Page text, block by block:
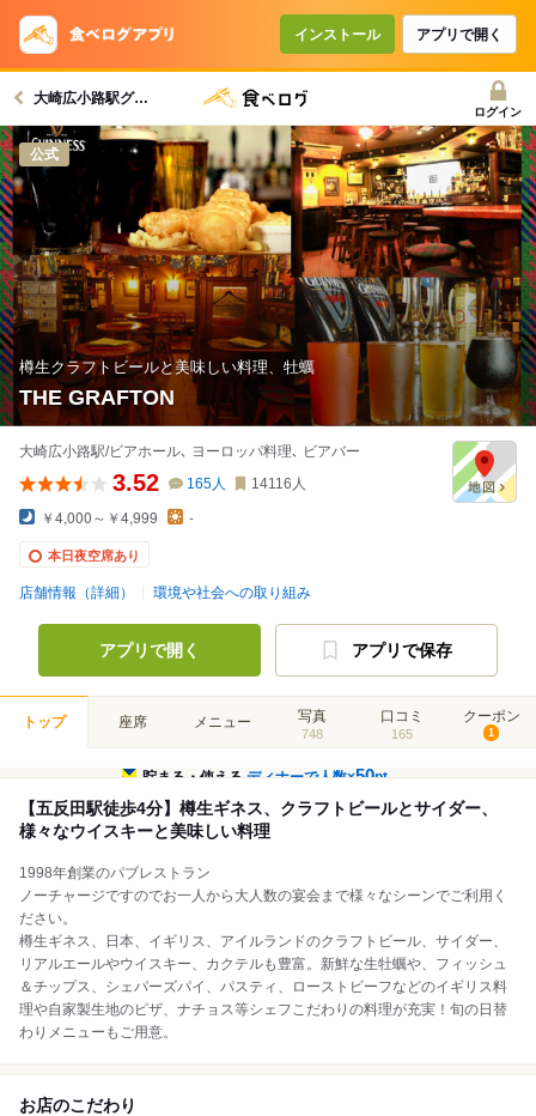
インストール アプリで開く
大崎広小路駅グルメへ
ログイン
公式
樽生クラフトビールと美味しい料理、牡蠣
THE GRAFTON
大崎広小路駅/ビアホール､ ヨーロッパ料理､ ビアバー
3.52 165人 14116 人
￥4,000～￥4,999 -
本日夜空席あり
店舗情報（詳細） 環境や社会への取り組み
アプリで開く アプリで保存
トップ 座席 メニュー 写真
748
口コミ
165
クーポン
1
貯まる・使えるディナーで人数×50pt
【五反田駅徒歩4分】樽生ギネス、クラフトビールとサイダー、
様々なウイスキーと美味しい料理
1998年創業のパブレストラン
ノーチャージですのでお一人から大人数の宴会まで様々なシーンでご利用く
ださい。
樽生ギネス、日本、イギリス、アイルランドのクラフトビール、サイダー、
リアルエールやウイスキー、カクテルも豊富。新鮮な生牡蠣や、フィッシュ
＆チップス、シェパーズパイ、パスティ、ローストビーフなどのイギリス料
理や自家製生地のピザ、ナチョス等シェフこだわりの料理が充実！旬の日替
わりメニューもご用意。
お店のこだわり
コースで使えるクーポン
戻る
クーポンを利用せず予約する